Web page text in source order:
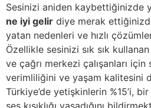
Sesinizi aniden kaybettiğinizde
ne iyi gelir diye merak
yatan nedenleri ve hızlı
Özellikle sesinizi sık sık
ve çağrı merkezi çalışanları için
verimliliğini ve yaşam kalitesini
Türkiye’de yetişkinlerin %15’i,
ses kısıklığı yaşadığını